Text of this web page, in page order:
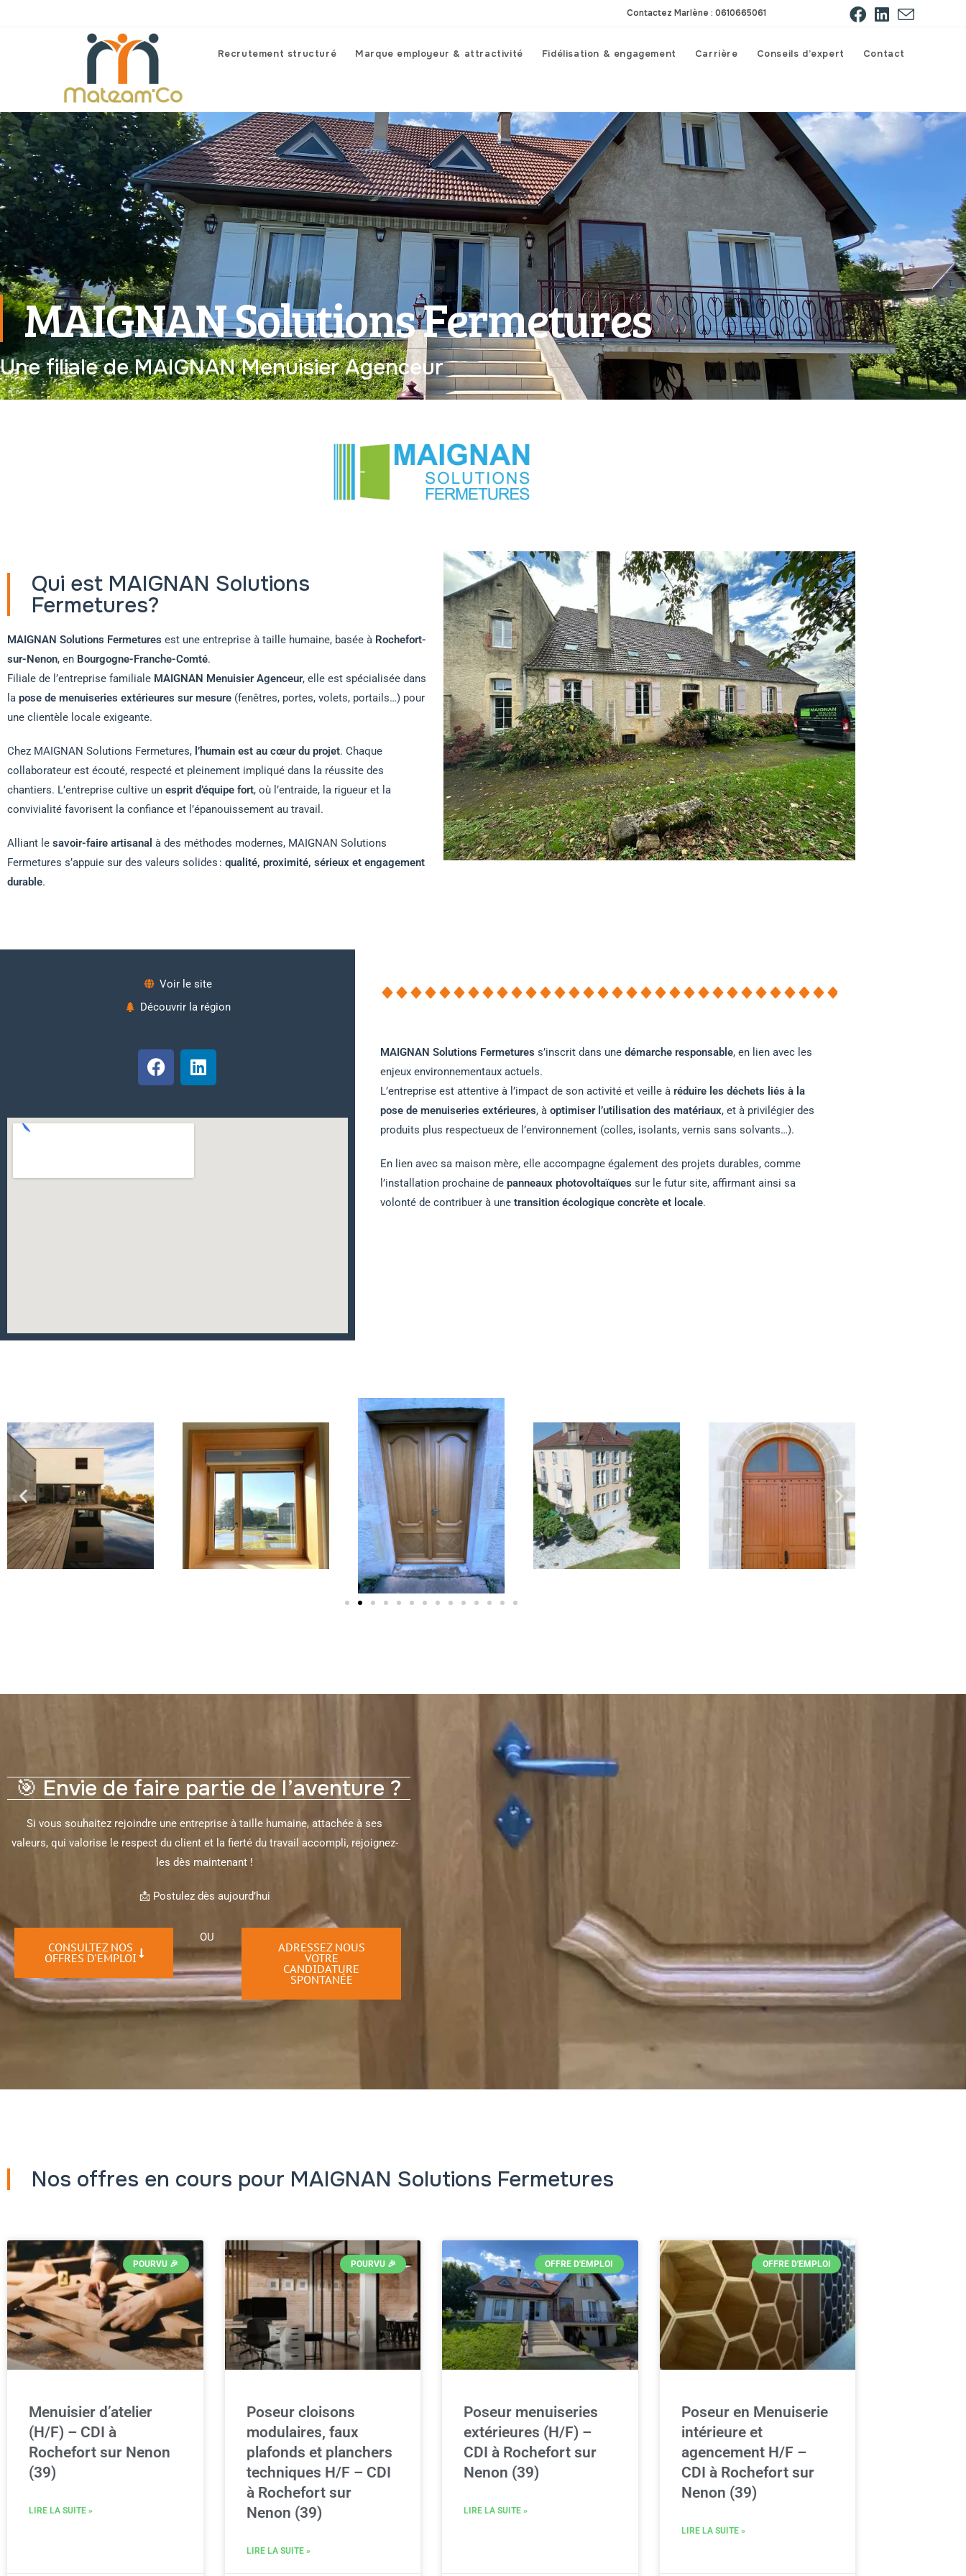
Contactez Marlène : 0610665061
Recrutement structuré Marque employeur & attractivité Fidélisation & engagement Carrière Conseils d’expert Contact
MAIGNAN Solutions Fermetures
Une filiale de MAIGNAN Menuisier Agenceur
Qui est MAIGNAN Solutions
Fermetures?
MAIGNAN Solutions Fermetures est une entreprise à taille humaine, basée à Rochefort-
sur-Nenon, en Bourgogne-Franche-Comté.
Filiale de l’entreprise familiale MAIGNAN Menuisier Agenceur, elle est spécialisée dans
la pose de menuiseries extérieures sur mesure (fenêtres, portes, volets, portails…) pour
une clientèle locale exigeante.
Chez MAIGNAN Solutions Fermetures, l’humain est au cœur du projet. Chaque
collaborateur est écouté, respecté et pleinement impliqué dans la réussite des
chantiers. L’entreprise cultive un esprit d’équipe fort, où l’entraide, la rigueur et la
convivialité favorisent la confiance et l’épanouissement au travail.
Alliant le savoir-faire artisanal à des méthodes modernes, MAIGNAN Solutions
Fermetures s’appuie sur des valeurs solides : qualité, proximité, sérieux et engagement
durable.
Voir le site
Découvrir la région
MAIGNAN Solutions Fermetures s’inscrit dans une démarche responsable, en lien avec les
enjeux environnementaux actuels.
L’entreprise est attentive à l’impact de son activité et veille à réduire les déchets liés à la
pose de menuiseries extérieures, à optimiser l’utilisation des matériaux, et à privilégier des
produits plus respectueux de l’environnement (colles, isolants, vernis sans solvants…).
En lien avec sa maison mère, elle accompagne également des projets durables, comme
l’installation prochaine de panneaux photovoltaïques sur le futur site, affirmant ainsi sa
volonté de contribuer à une transition écologique concrète et locale.
🎯 Envie de faire partie de l’aventure ?
Si vous souhaitez rejoindre une entreprise à taille humaine, attachée à ses
valeurs, qui valorise le respect du client et la fierté du travail accompli, rejoignez-
les dès maintenant !
📩 Postulez dès aujourd’hui
CONSULTEZ NOS
OFFRES D'EMPLOI
OU
ADRESSEZ NOUS
VOTRE
CANDIDATURE
SPONTANÉE
Nos offres en cours pour MAIGNAN Solutions Fermetures
POURVU 🎉
Menuisier d’atelier
(H/F) – CDI à
Rochefort sur Nenon
(39)
LIRE LA SUITE »
POURVU 🎉
Poseur cloisons
modulaires, faux
plafonds et planchers
techniques H/F – CDI
à Rochefort sur
Nenon (39)
LIRE LA SUITE »
OFFRE D'EMPLOI
Poseur menuiseries
extérieures (H/F) –
CDI à Rochefort sur
Nenon (39)
LIRE LA SUITE »
OFFRE D'EMPLOI
Poseur en Menuiserie
intérieure et
agencement H/F –
CDI à Rochefort sur
Nenon (39)
LIRE LA SUITE »